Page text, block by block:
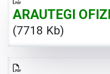
ARAUTEGI
(7718 Kb)